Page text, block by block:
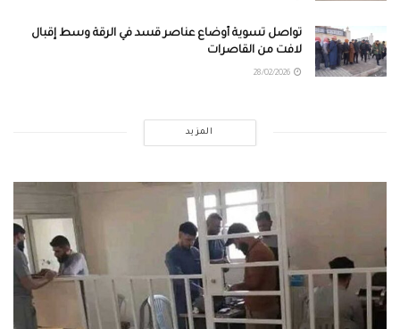
تواصل تسوية أوضاع عناصر قسد في الرقة وسط إقبال
لافت من القاصرات
المزيد